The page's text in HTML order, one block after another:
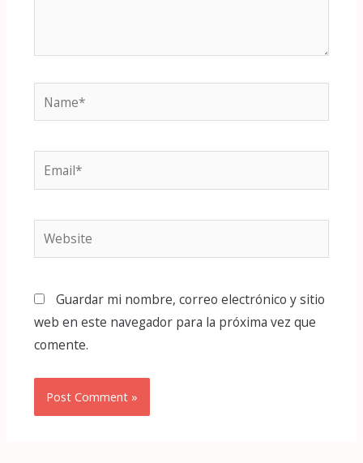
Name*
Email*
Website
Guardar mi nombre, correo electrónico y sitio
web en este navegador para la próxima vez que
comente.